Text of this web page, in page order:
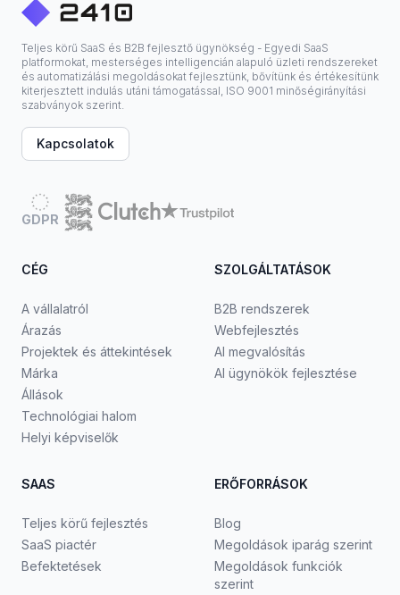
Teljes körű SaaS és B2B fejlesztő ügynökség - Egyedi SaaS
platformokat, mesterséges intelligencián alapuló üzleti rendszereket
és automatizálási megoldásokat fejlesztünk, bővítünk és értékesítünk
kiterjesztett indulás utáni támogatással, ISO 9001 minőségirányítási
szabványok szerint.
Kapcsolatok
GDPR
CÉG
A vállalatról
Árazás
Projektek és áttekintések
Márka
Állások
Technológiai halom
Helyi képviselők
SZOLGÁLTATÁSOK
B2B rendszerek
Webfejlesztés
AI megvalósítás
AI ügynökök fejlesztése
SAAS
Teljes körű fejlesztés
SaaS piactér
Befektetések
ERŐFORRÁSOK
Blog
Megoldások iparág szerint
Megoldások funkciók
szerint